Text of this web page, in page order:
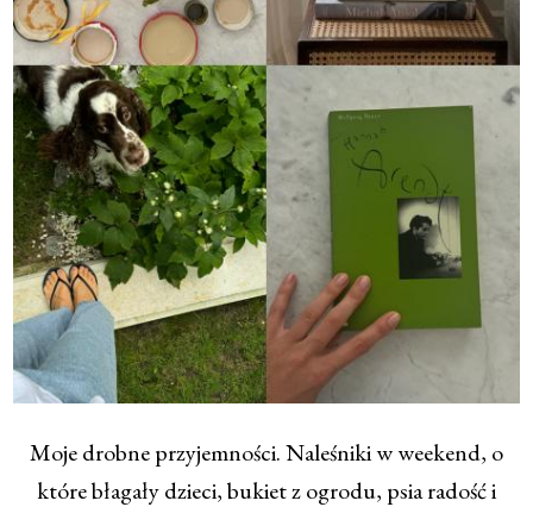
Moje drobne przyjemności. Naleśniki w weekend, o
które błagały dzieci, bukiet z ogrodu, psia radość i